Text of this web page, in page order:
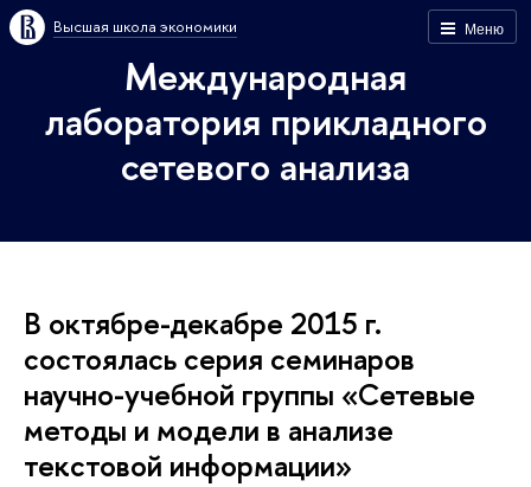
Меню
Высшая школа экономики
Международная
лаборатория прикладного
сетевого анализа
В октябре-декабре 2015 г.
состоялась серия семинаров
научно-учебной группы «Сетевые
методы и модели в анализе
текстовой информации»